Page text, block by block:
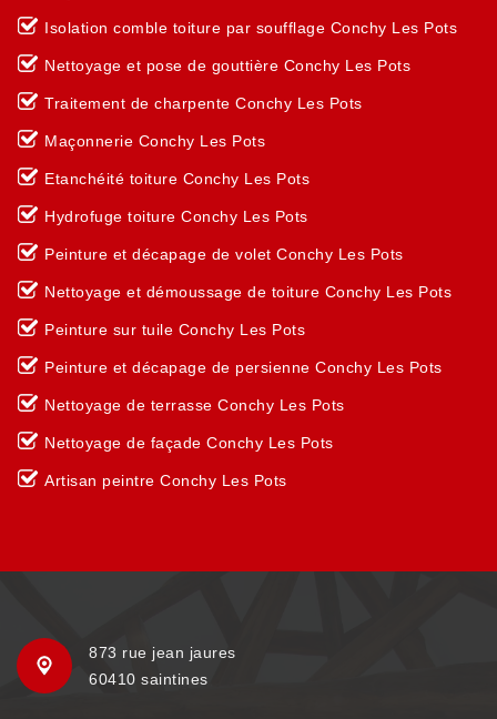
Isolation comble toiture par soufflage Conchy Les Pots
Nettoyage et pose de gouttière Conchy Les Pots
Traitement de charpente Conchy Les Pots
Maçonnerie Conchy Les Pots
Etanchéité toiture Conchy Les Pots
Hydrofuge toiture Conchy Les Pots
Peinture et décapage de volet Conchy Les Pots
Nettoyage et démoussage de toiture Conchy Les Pots
Peinture sur tuile Conchy Les Pots
Peinture et décapage de persienne Conchy Les Pots
Nettoyage de terrasse Conchy Les Pots
Nettoyage de façade Conchy Les Pots
Artisan peintre Conchy Les Pots
873 rue jean jaures
60410 saintines